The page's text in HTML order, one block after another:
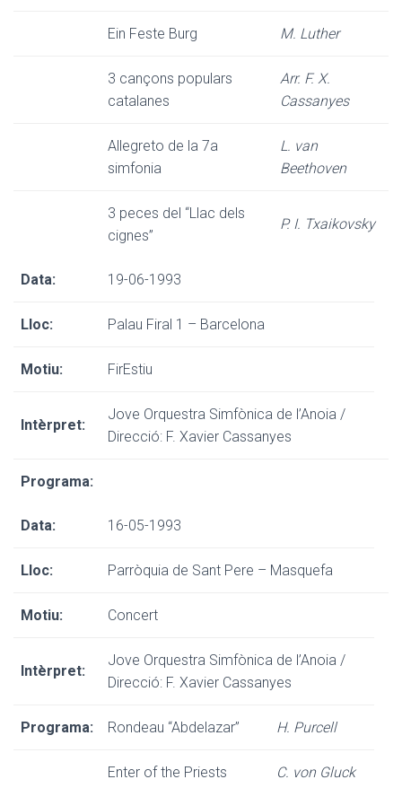
Ein Feste Burg M. Luther
3 cançons populars
catalanes
Arr. F. X.
Cassanyes
Allegreto de la 7a
simfonia
L. van
Beethoven
3 peces del “Llac dels
cignes”
P. I. Txaikovsky
Data: 19-06-1993
Lloc: Palau Firal 1 – Barcelona
Motiu: FirEstiu
Intèrpret:
Jove Orquestra Simfònica de l’Anoia /
Direcció: F. Xavier Cassanyes
Programa:
Data: 16-05-1993
Lloc: Parròquia de Sant Pere – Masquefa
Motiu: Concert
Intèrpret:
Jove Orquestra Simfònica de l’Anoia /
Direcció: F. Xavier Cassanyes
Programa: Rondeau “Abdelazar” H. Purcell
Enter of the Priests C. von Gluck